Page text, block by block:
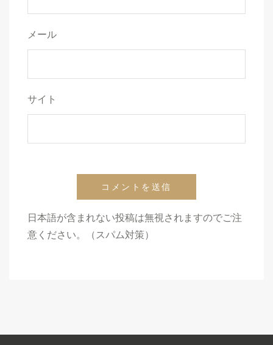
メール
サイト
日本語が含まれない投稿は無視されますのでご注
意ください。（スパム対策）